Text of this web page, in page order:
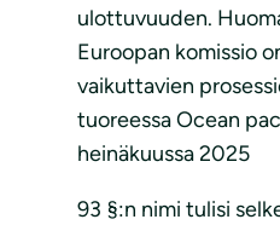
ulottuvuuden.
Euroopan komissio
vaikuttavien
tuoreessa Ocean
heinäkuussa 2025
93 §:n nimi tulisi